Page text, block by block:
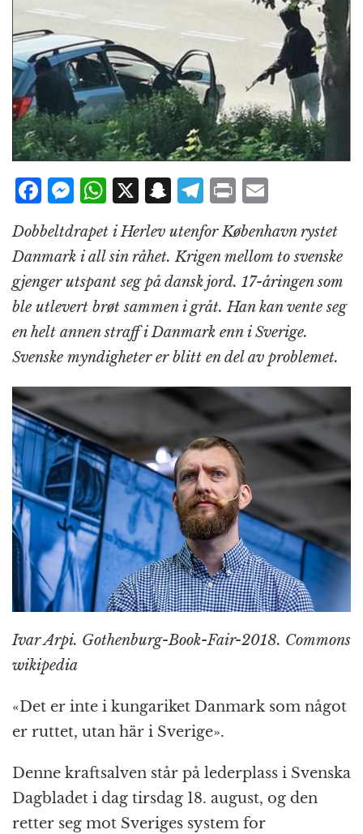
F
a
c
e
b
o
o
k
M
ss
e
n
g
e
r
W
h
at
s
A
p
p
X S
a
p
c
h
at
T
el
e
g
r
a
m
P
ri
n
t
m
ai
l
Dobbeltdrapet i Herlev utenfor København rystet
Danmark i all sin råhet. Krigen mellom to svenske
gjenger utspant seg på dansk jord. 17-åringen som
ble utlevert brøt sammen i gråt. Han kan vente seg
en helt annen straff i Danmark enn i Sverige.
Svenske myndigheter er blitt en del av problemet.
Ivar Arpi. Gothenburg-Book-Fair-2018. Commons
wikipedia
«Det er inte i kungariket Danmark som något
er ruttet, utan här i Sverige».
Denne kraftsalven står på lederplass i Svenska
Dagbladet i dag tirsdag 18. august, og den
retter seg mot Sveriges system for